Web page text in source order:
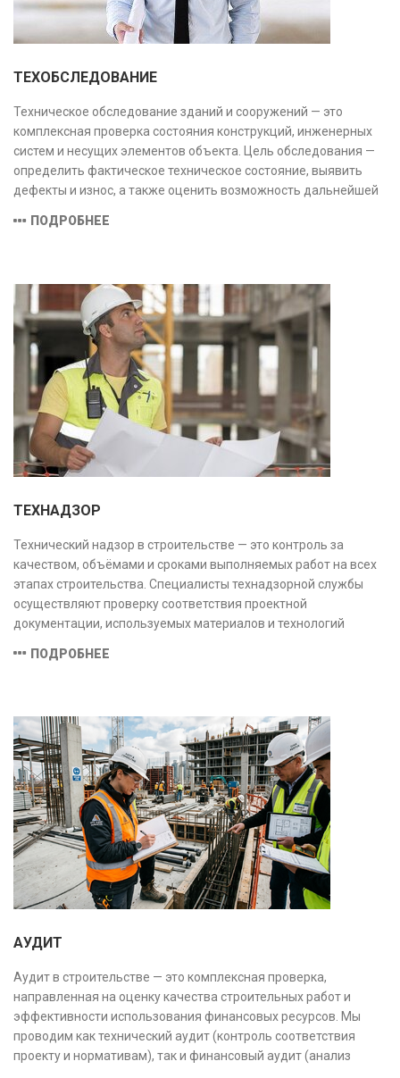
ТЕХОБСЛЕДОВАНИЕ
Техническое обследование зданий и сооружений — это
комплексная проверка состояния конструкций, инженерных
систем и несущих элементов объекта. Цель обследования —
определить фактическое техническое состояние, выявить
дефекты и износ, а также оценить возможность дальнейшей
ПОДРОБНЕЕ
ТЕХНАДЗОР
Технический надзор в строительстве — это контроль за
качеством, объёмами и сроками выполняемых работ на всех
этапах строительства. Специалисты технадзорной службы
осуществляют проверку соответствия проектной
документации, используемых материалов и технологий
безопасность и надёжность объекта.
ПОДРОБНЕЕ
АУДИТ
Аудит в строительстве — это комплексная проверка,
направленная на оценку качества строительных работ и
эффективности использования финансовых ресурсов. Мы
проводим как технический аудит (контроль соответствия
проекту и нормативам), так и финансовый аудит (анализ